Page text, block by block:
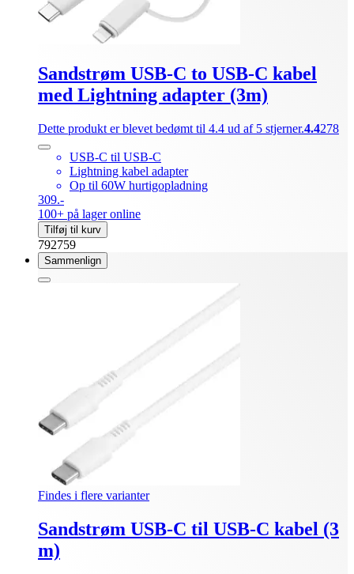
Sandstrøm USB-C to USB-C kabel
med Lightning adapter (3m)
Dette produkt er blevet bedømt til 4.4 ud af 5 stjerner.4.4278
USB-C til USB-C
Lightning kabel adapter
Op til 60W hurtigopladning
309.-
100+ på lager online
Tilføj til kurv
792759
Sammenlign
Findes i flere varianter
Sandstrøm USB-C til USB-C kabel (3
m)